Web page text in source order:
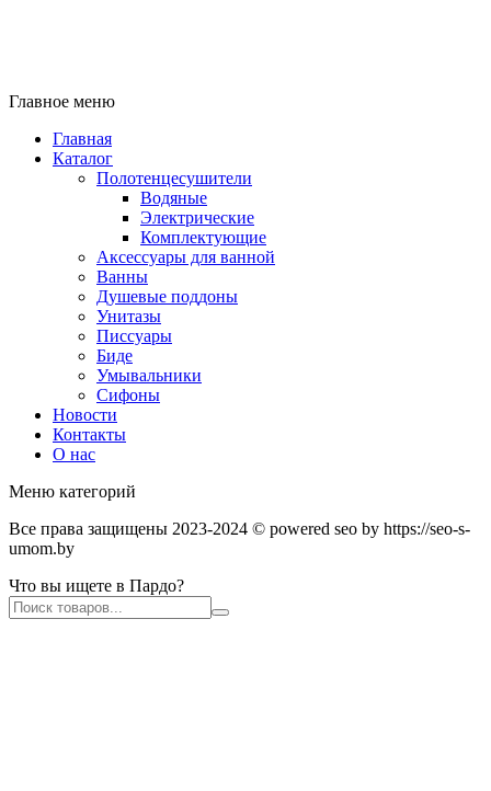
Главное меню
Главная
Каталог
Полотенцесушители
Водяные
Электрические
Комплектующие
Аксессуары для ванной
Ванны
Душевые поддоны
Унитазы
Писсуары
Биде
Умывальники
Сифоны
Новости
Контакты
О нас
Меню категорий
Все права защищены 2023-2024 © powered seo by https://seo-s-
umom.by
Что вы ищете в Пардо?